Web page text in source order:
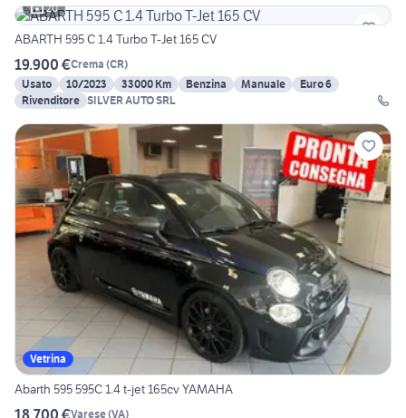
20
ABARTH 595 C 1.4 Turbo T-Jet 165 CV
19.900 €Crema (CR)
Usato
10/2023 33000 Km Benzina Manuale
Euro 6
Rivenditore SILVER AUTO SRL
Vetrina
Abarth 595 595C 1.4 t-jet 165cv YAMAHA
18.700 €Varese(VA)